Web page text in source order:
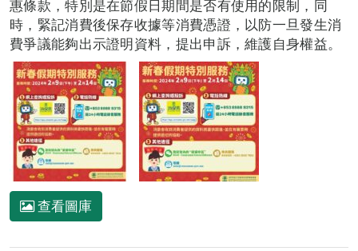
惠條款，特別是在節假日期間是否有使用的限制，同
時，緊記消費後保存收據等消費憑證，以防一旦發生消
費爭議能夠出示證明資料，提出申訴，維護自身權益。
查看圖庫